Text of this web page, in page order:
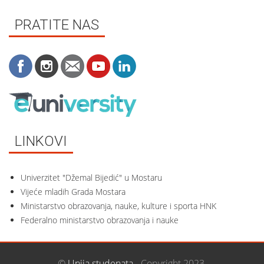
PRATITE NAS
LINKOVI
Univerzitet "Džemal Bijedić" u Mostaru
Vijeće mladih Grada Mostara
Ministarstvo obrazovanja, nauke, kulture i sporta HNK
Federalno ministarstvo obrazovanja i nauke